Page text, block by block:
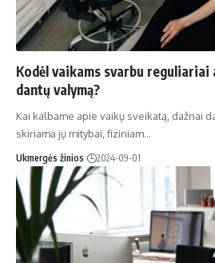
Kodėl vaikams svarbu
dantų valymą?
Kai kalbame apie vaikų sveikatą, dažnai
skiriama jų mitybai, fiziniam…
Ukmergės žinios 2024-09-01